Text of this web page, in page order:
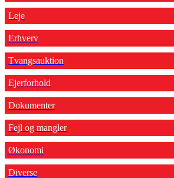
Leje
Erhverv
Tvangsauktion
Ejerforhold
Dokumenter
Fejl og mangler
Økonomi
Diverse